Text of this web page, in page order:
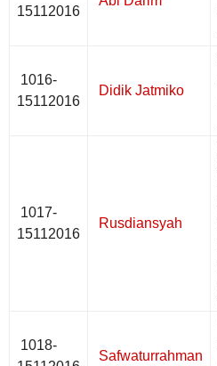
15112016
1016-
15112016
Didik Jatmiko
1017-
15112016
Rusdiansyah
1018-
Safwaturrahman